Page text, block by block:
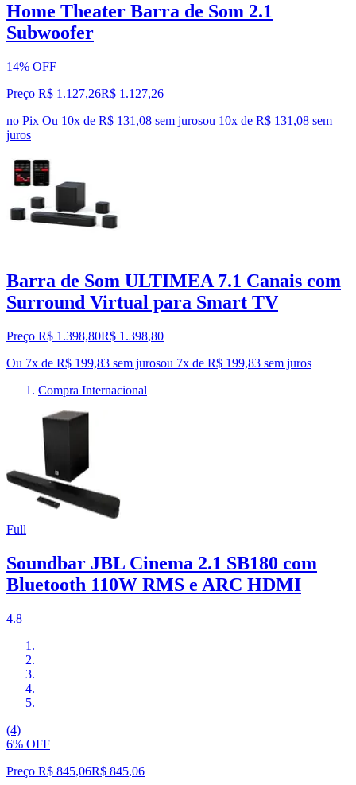
Home Theater Barra de Som 2.1
Subwoofer
14% OFF
Preço R$ 1.127,26R$ 1.127,26
no Pix Ou 10x de R$ 131,08 sem jurosou 10x de R$ 131,08 sem
juros
Barra de Som ULTIMEA 7.1 Canais com
Surround Virtual para Smart TV
Preço R$ 1.398,80R$ 1.398,80
Ou 7x de R$ 199,83 sem jurosou 7x de R$ 199,83 sem juros
Compra Internacional
Full
Soundbar JBL Cinema 2.1 SB180 com
Bluetooth 110W RMS e ARC HDMI
4.8
(4)
6% OFF
Preço R$ 845,06R$ 845,06